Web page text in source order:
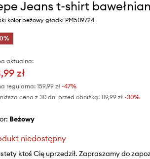
Jeans t-shirt
kolor beżowy gładki PM509724
aktualna:
zł
regularna: 159,99 zł-47%
cena z 30 dni przed obniżką: 119,99 zł -30%
beżowy
niedostępny
ktoś Cię uprzedził. Zapraszamy do